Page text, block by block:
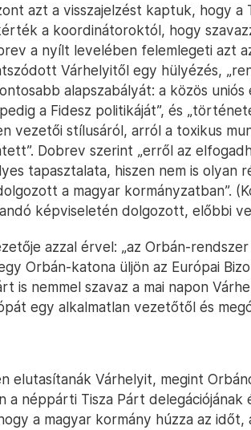
azt a visszajelzést kaptuk, hogy a
a koordinátoroktól, hogy
a nyílt levelében felemlegeti azt
Várhelyitől egy hülyézés,
alapszabályát: a közös
a Fidesz politikáját”, és
vezetői stílusáról, arról a toxikus
Dobrev szerint „erről az
tapasztalata, hiszen nem is olyan
a magyar kormányzatban”.
képviseletén dolgozott, előbbi
azzal érvel: „az Orbán-
Orbán-katona üljön az Európai
is nemmel szavaz a mai napon
egy alkalmatlan vezetőtől és
elutasítanák Várhelyit, megint
a néppárti Tisza Párt delegációjának
a magyar kormány húzza az